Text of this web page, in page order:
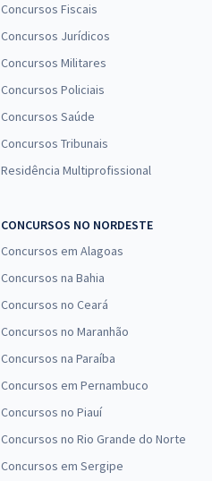
Concursos Fiscais
Concursos Jurídicos
Concursos Militares
Concursos Policiais
Concursos Saúde
Concursos Tribunais
Residência Multiprofissional
CONCURSOS NO NORDESTE
Concursos em Alagoas
Concursos na Bahia
Concursos no Ceará
Concursos no Maranhão
Concursos na Paraíba
Concursos em Pernambuco
Concursos no Piauí
Concursos no Rio Grande do Norte
Concursos em Sergipe